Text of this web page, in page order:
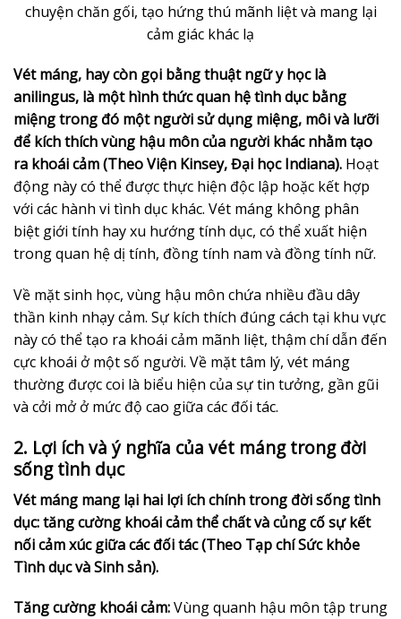
chuyện chăn gối, tạo hứng thú mãnh liệt và mang lại
cảm giác khác lạ
Vét máng, hay còn gọi bằng thuật ngữ y học là
anilingus, là một hình thức quan hệ tình dục bằng
miệng trong đó một người sử dụng miệng, môi và lưỡi
để kích thích vùng hậu môn của người khác nhằm tạo
ra khoái cảm (Theo Viện Kinsey, Đại học Indiana). Hoạt
động này có thể được thực hiện độc lập hoặc kết hợp
với các hành vi tình dục khác. Vét máng không phân
biệt giới tính hay xu hướng tính dục, có thể xuất hiện
trong quan hệ dị tính, đồng tính nam và đồng tính nữ.
Về mặt sinh học, vùng hậu môn chứa nhiều đầu dây
thần kinh nhạy cảm. Sự kích thích đúng cách tại khu vực
này có thể tạo ra khoái cảm mãnh liệt, thậm chí dẫn đến
cực khoái ở một số người. Về mặt tâm lý, vét máng
thường được coi là biểu hiện của sự tin tưởng, gần gũi
và cởi mở ở mức độ cao giữa các đối tác.
2. Lợi ích và ý nghĩa của vét máng trong đời
sống tình dục
Vét máng mang lại hai lợi ích chính trong đời sống tình
dục: tăng cường khoái cảm thể chất và củng cố sự kết
nối cảm xúc giữa các đối tác (Theo Tạp chí Sức khỏe
Tình dục và Sinh sản).
Tăng cường khoái cảm:Vùng quanh hậu môn tập trung